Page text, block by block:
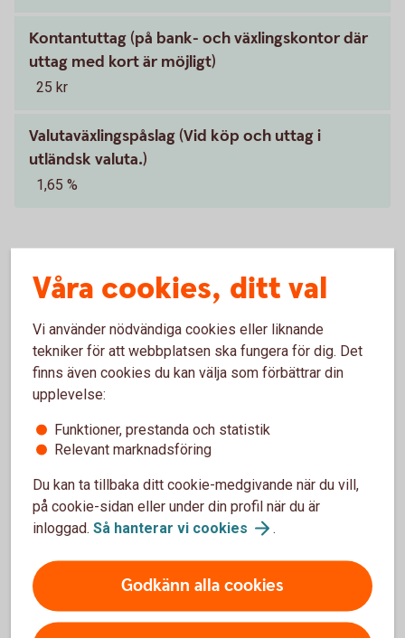
Kontantuttag (på bank- och växlingskontor där
uttag med kort är möjligt)
25 kr
Valutaväxlingspåslag (Vid köp och uttag i
utländsk valuta.)
1,65 %
Så här fungerar bankkort Maestro
Råd och tips
Villkor kort
Komplettera ditt kort
Spärra kortet
Förlorat ditt kort?
Spärra och ersätt ditt kort i
Våra cookies, ditt val
Vi använder nödvändiga cookies eller liknande
tekniker för att webbplatsen ska fungera för dig. Det
finns även cookies du kan välja som förbättrar din
upplevelse:
Funktioner, prestanda och statistik
Relevant marknadsföring
Du kan ta tillbaka ditt cookie-medgivande när du vill,
på cookie-sidan eller under din profil när du är
inloggad. Så hanterar vi cookies .
Godkänn alla cookies